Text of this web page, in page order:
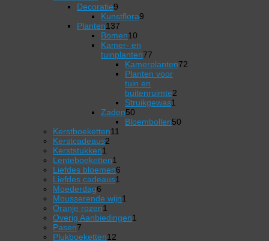
producten
Decoratie9
producten
Kunstflora9
Planten137
producten
Bomen10
producten
Kamer- en
tuinplanten77
producten
Kamerplanten72
72
producten
Planten voor
tuin en
buitenruimte2
Struikgewas1
Zaden50
producten
Bloembollen50
Kerstboeketten11
Kerstcadeaus2
Kerststukken1
product
Lenteboeketten1
product
Liefdes bloemen6
Liefdes cadeaus1
Moederdag6
producten
Mousserende wijn1
Oranje rozen1
product
Overig Aanbiedingen1
Pasen7
producten
Plukboeketten12